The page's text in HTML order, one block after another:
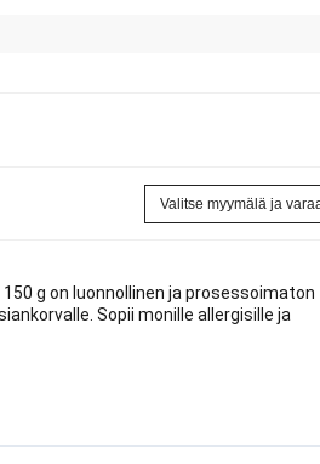
Valitse myymälä ja
g on luonnollinen ja prosessoimaton
Sopii monille allergisille ja